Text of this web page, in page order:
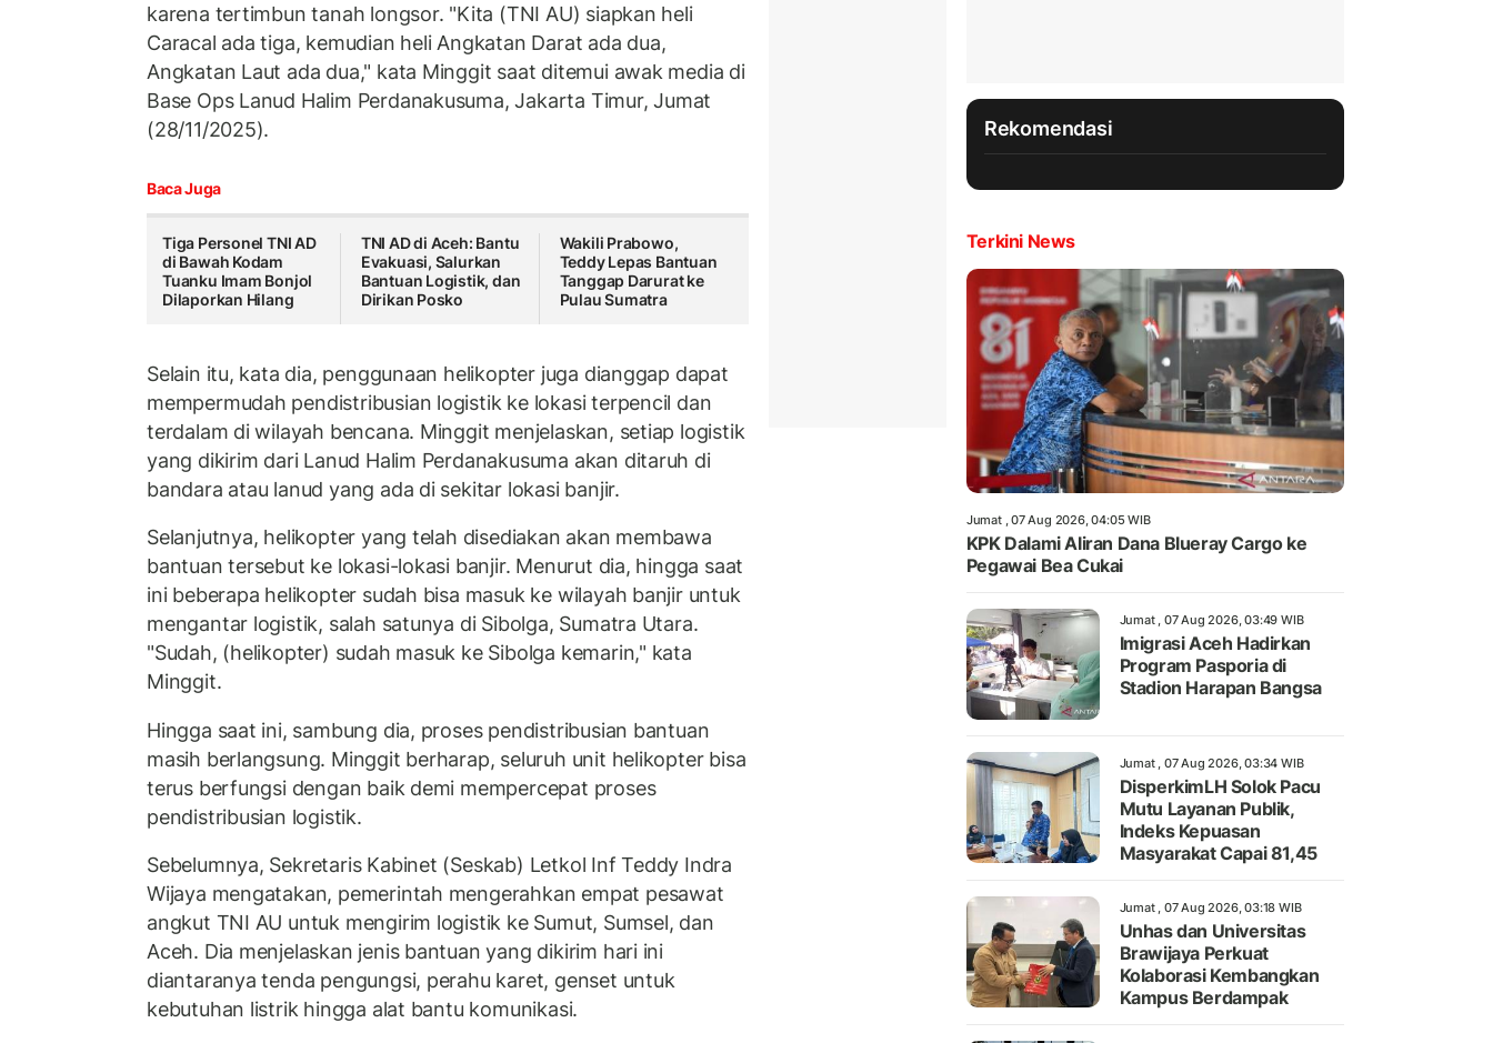
karena tertimbun tanah longsor. "Kita (TNI AU) siapkan heli
Caracal ada tiga, kemudian heli Angkatan Darat ada dua,
Angkatan Laut ada dua," kata Minggit saat ditemui awak media di
Base Ops Lanud Halim Perdanakusuma, Jakarta Timur, Jumat
(28/11/2025).
Baca Juga
Tiga Personel TNI AD
di Bawah Kodam
Tuanku Imam Bonjol
Dilaporkan Hilang
TNI AD di Aceh: Bantu
Evakuasi, Salurkan
Bantuan Logistik, dan
Dirikan Posko
Wakili Prabowo,
Teddy Lepas Bantuan
Tanggap Darurat ke
Pulau Sumatra
Selain itu, kata dia, penggunaan helikopter juga dianggap dapat
mempermudah pendistribusian logistik ke lokasi terpencil dan
terdalam di wilayah bencana. Minggit menjelaskan, setiap logistik
yang dikirim dari Lanud Halim Perdanakusuma akan ditaruh di
bandara atau lanud yang ada di sekitar lokasi banjir.
Selanjutnya, helikopter yang telah disediakan akan membawa
bantuan tersebut ke lokasi-lokasi banjir. Menurut dia, hingga saat
ini beberapa helikopter sudah bisa masuk ke wilayah banjir untuk
mengantar logistik, salah satunya di Sibolga, Sumatra Utara.
"Sudah, (helikopter) sudah masuk ke Sibolga kemarin," kata
Minggit.
Hingga saat ini, sambung dia, proses pendistribusian bantuan
masih berlangsung. Minggit berharap, seluruh unit helikopter bisa
terus berfungsi dengan baik demi mempercepat proses
pendistribusian logistik.
Sebelumnya, Sekretaris Kabinet (Seskab) Letkol Inf Teddy Indra
Wijaya mengatakan, pemerintah mengerahkan empat pesawat
angkut TNI AU untuk mengirim logistik ke Sumut, Sumsel, dan
Aceh. Dia menjelaskan jenis bantuan yang dikirim hari ini
diantaranya tenda pengungsi, perahu karet, genset untuk
kebutuhan listrik hingga alat bantu komunikasi.
Rekomendasi
Terkini News
Jumat , 07 Aug 2026, 04:05 WIB
KPK Dalami Aliran Dana Blueray Cargo ke
Pegawai Bea Cukai
Jumat , 07 Aug 2026, 03:49 WIB
Imigrasi Aceh Hadirkan
Program Pasporia di
Stadion Harapan Bangsa
Jumat , 07 Aug 2026, 03:34 WIB
DisperkimLH Solok Pacu
Mutu Layanan Publik,
Indeks Kepuasan
Masyarakat Capai 81,45
Jumat , 07 Aug 2026, 03:18 WIB
Unhas dan Universitas
Brawijaya Perkuat
Kolaborasi Kembangkan
Kampus Berdampak